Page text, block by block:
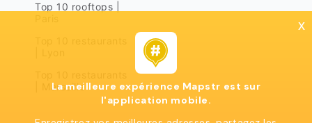
Top 10 rooftops |
| Marseille
x
La meilleure expérience Mapstr est sur
l'application mobile.